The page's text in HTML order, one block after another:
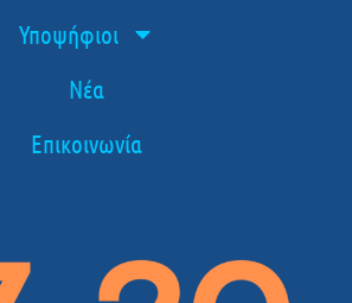
Υποψήφιοι
Νέα
Επικοινωνία